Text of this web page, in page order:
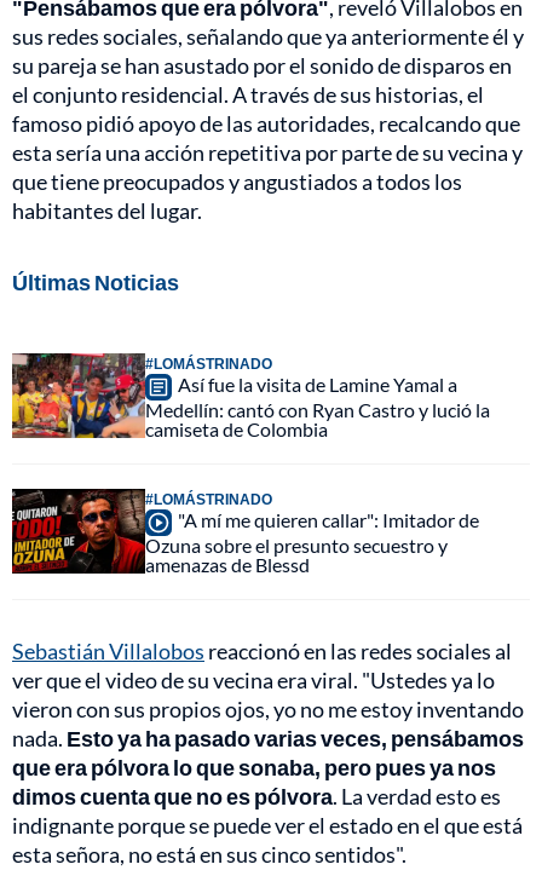
"Pensábamos que era pólvora", reveló Villalobos en
sus redes sociales, señalando que ya anteriormente él y
su pareja se han asustado por el sonido de disparos en
el conjunto residencial. A través de sus historias, el
famoso pidió apoyo de las autoridades, recalcando que
esta sería una acción repetitiva por parte de su vecina y
que tiene preocupados y angustiados a todos los
habitantes del lugar.
Últimas Noticias
#LOMÁSTRINADO
Así fue la visita de Lamine Yamal a
Medellín: cantó con Ryan Castro y lució la
camiseta de Colombia
#LOMÁSTRINADO
"A mí me quieren callar": Imitador de
Ozuna sobre el presunto secuestro y
amenazas de Blessd
Sebastián Villalobos reaccionó en las redes sociales al
ver que el video de su vecina era viral. "Ustedes ya lo
vieron con sus propios ojos, yo no me estoy inventando
nada. Esto ya ha pasado varias veces, pensábamos
que era pólvora lo que sonaba, pero pues ya nos
dimos cuenta que no es pólvora. La verdad esto es
indignante porque se puede ver el estado en el que está
esta señora, no está en sus cinco sentidos".